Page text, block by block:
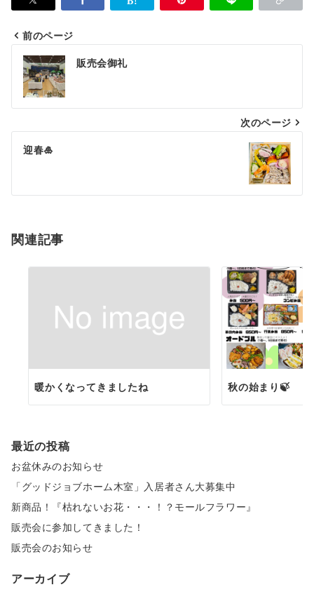
前のページ
販売会御礼
次のページ
迎春🎍
関連記事
暖かくなってきましたね 秋の始まり🍃
最近の投稿
お盆休みのお知らせ
「グッドジョブホーム木室」入居者さん大募集中
新商品！『枯れないお花・・・！？モールフラワー』
販売会に参加してきました！
販売会のお知らせ
アーカイブ